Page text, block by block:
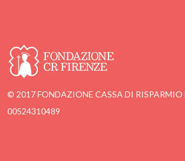
© 2017 FONDAZIONE CASSA DI RISPARMIO
00524310489